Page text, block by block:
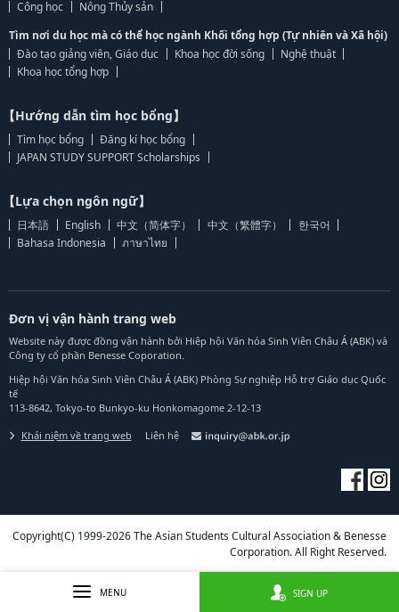
Công học
Nông Thủy sản
Tìm nơi du học mà có thể học ngành Khối tổng hợp (Tự nhiên và Xã hội)
Đào tạo giảng viên, Giáo dục
Khoa học đời sống
Nghệ thuật
Khoa học tổng hợp
【Hướng dẫn tìm học bổng】
Tìm học bổng
Đăng kí học bổng
JAPAN STUDY SUPPORT Scholarships
【Lựa chọn ngôn ngữ】
日本語 English 中文（简体字） 中文（繁體字）
한국어
Bahasa Indonesia
ภาษาไทย
Đơn vị vận hành trang web
Website này được đồng vận hành bởi Hiệp hội Văn hóa Sinh Viên Châu Á (ABK) và
Công ty cổ phần Benesse Coporation.
Hiệp hội Văn hóa Sinh Viên Châu Á (ABK) Phòng Sự nghiệp Hỗ trợ Giáo dục Quốc
tế
113-8642, Tokyo-to Bunkyo-ku Honkomagome 2-12-13
Khái niệm về trang web Liên hệ
Copyright(C) 1999-2026 The Asian Students Cultural Association & Benesse
Corporation. All Right Reserved.
MENU SIGN UP